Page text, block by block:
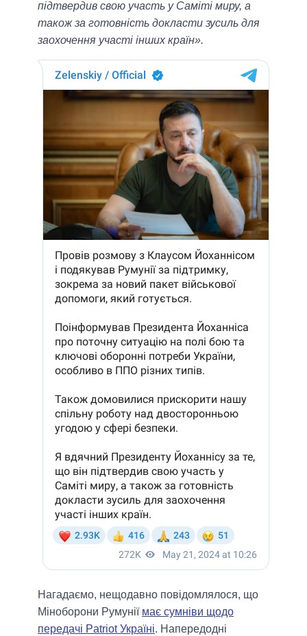
підтвердив свою участь у Саміті миру, а
також за готовність докласти зусиль для
заохочення участі інших країн».
Нагадаємо, нещодавно повідомлялося, що
Міноборони Румунії має сумніви щодо
передачі Patriot Україні. Напередодні